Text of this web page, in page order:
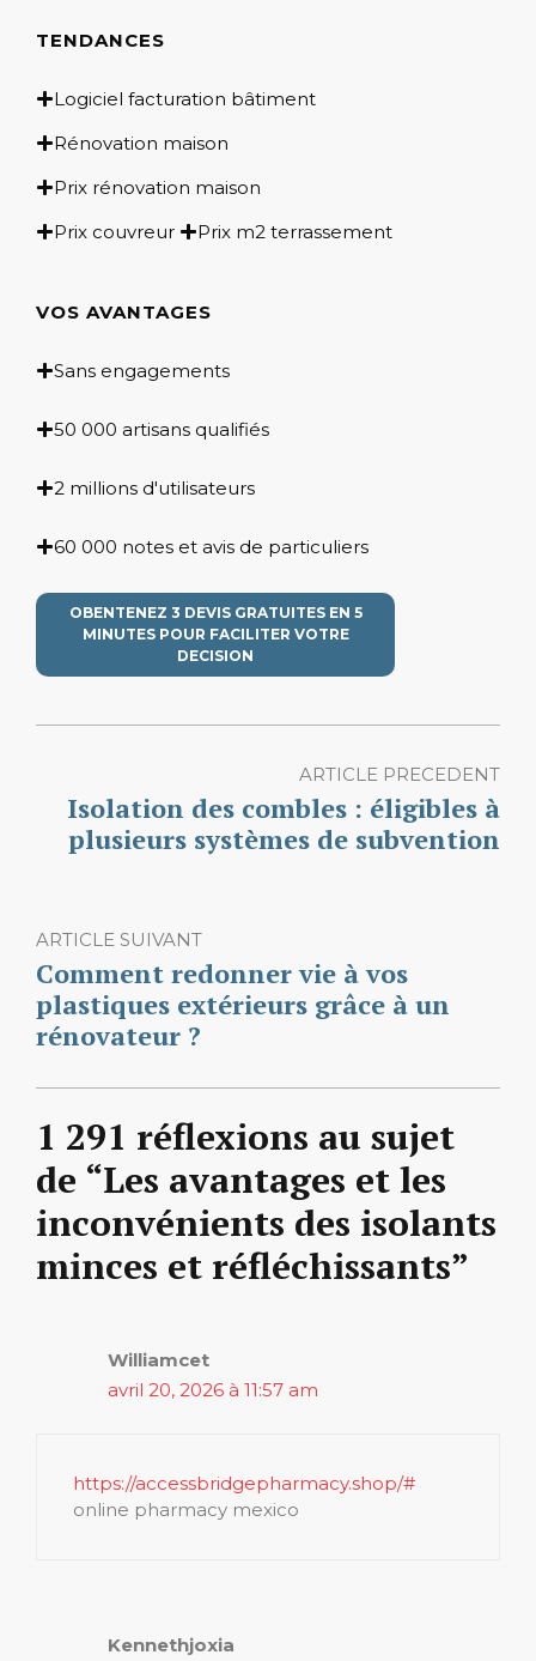
TENDANCES
Logiciel facturation bâtiment
Rénovation maison
Prix rénovation maison
Prix couvreur
Prix m2 terrassement
VOS AVANTAGES
Sans engagements
50 000 artisans qualifiés
2 millions d'utilisateurs
60 000 notes et avis de particuliers
OBENTENEZ 3 DEVIS GRATUITES EN 5
MINUTES POUR FACILITER VOTRE
DECISION
ARTICLE PRECEDENT
Isolation des combles : éligibles à
plusieurs systèmes de subvention
ARTICLE SUIVANT
Comment redonner vie à vos
plastiques extérieurs grâce à un
rénovateur ?
1 291 réflexions au sujet
de “Les avantages et les
inconvénients des isolants
minces et réfléchissants”
Williamcet
avril 20, 2026 à 11:57 am
https://accessbridgepharmacy.shop/#
online pharmacy mexico
Kennethjoxia